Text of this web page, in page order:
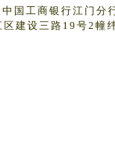
中国工商银行江门
区建设三路19号2